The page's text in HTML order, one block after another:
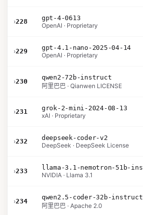
›228
gpt-4-0613
OpenAI · Proprietary
›229
gpt-4.1-nano-2025-04-14
OpenAI · Proprietary
›230
qwen2-72b-instruct
阿里巴巴 · Qianwen LICENSE
›231
grok-2-mini-2024-08-13
xAI · Proprietary
›232
deepseek-coder-v2
DeepSeek · DeepSeek License
›233
NVIDIA · Llama 3.1
›234
qwen2.5-coder-32b-instruct
阿里巴巴 · Apache 2.0